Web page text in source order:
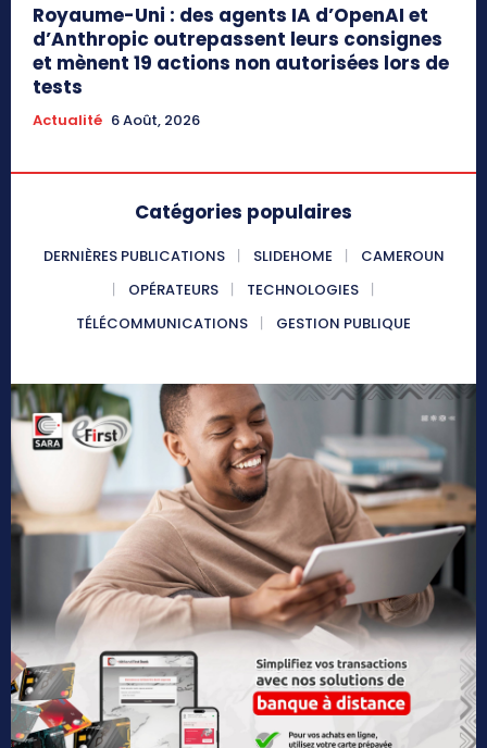
Royaume-Uni : des agents IA d’OpenAI et
d’Anthropic outrepassent leurs consignes
et mènent 19 actions non autorisées lors de
tests
Actualité 6 Août, 2026
Catégories populaires
DERNIÈRES PUBLICATIONS SLIDEHOME
CAMEROUN
OPÉRATEURS
TECHNOLOGIES
TÉLÉCOMMUNICATIONS
GESTION PUBLIQUE